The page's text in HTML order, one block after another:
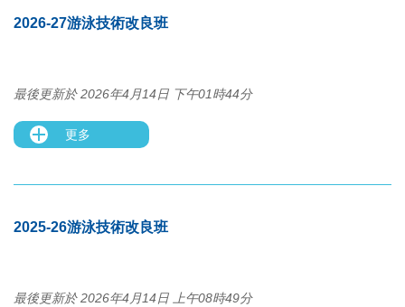
2026-27游泳技術改良班
最後更新於 2026年4月14日 下午01時44分
更多
2025-26游泳技術改良班
最後更新於 2026年4月14日 上午08時49分